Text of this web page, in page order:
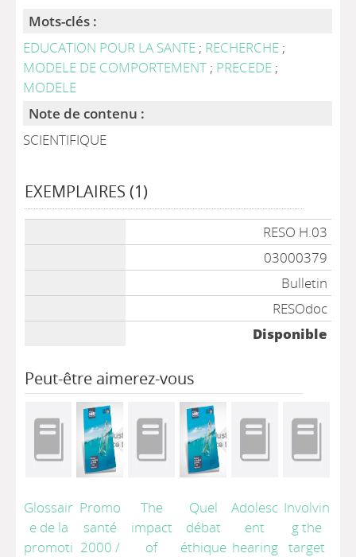
Mots-clés :
EDUCATION POUR LA SANTE ; RECHERCHE ;
MODELE DE COMPORTEMENT ; PRECEDE ;
MODELE
Note de contenu :
SCIENTIFIQUE
EXEMPLAIRES (1)
RESO H.03
03000379
Bulletin
RESOdoc
Disponible
Peut-être aimerez-vous
Glossair
e de la
promoti
Promo
santé
2000 /
The
impact
of
Quel
débat
éthique
Adolesc
ent
hearing
Involvin
g the
target